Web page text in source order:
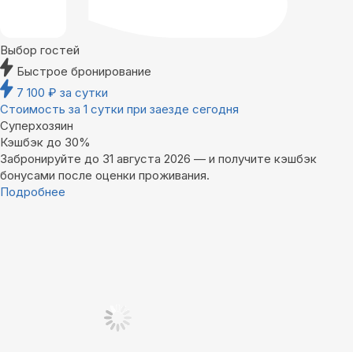
Выбор гостей
Быстрое бронирование
7 100 ₽ за сутки
Стоимость за 1 сутки при заезде сегодня
Суперхозяин
Кэшбэк до 30%
Забронируйте до 31 августа 2026 — и получите кэшбэк
бонусами после оценки проживания.
Подробнее